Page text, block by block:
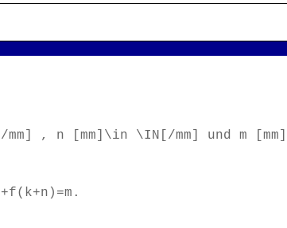
, n [mm]\in \IN[/mm] und m